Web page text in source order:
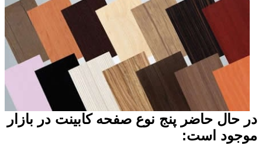
در حال حاضر پنج نوع صفحه کابینت در بازار
موجود است: